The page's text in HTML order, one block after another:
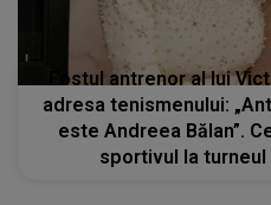
Fostul antrenor al lui
adresa tenismenului:
este Andreea Bălan”.
sportivul la turneul